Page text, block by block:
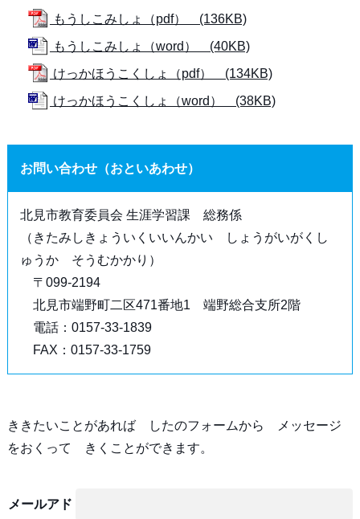
もうしこみしょ（pdf） (136KB)
もうしこみしょ（word） (40KB)
けっかほうこくしょ（pdf） (134KB)
けっかほうこくしょ（word） (38KB)
お問い合わせ（おといあわせ）
北見市教育委員会 生涯学習課 総務係
（きたみしきょういくいいんかい しょうがいがくし
ゅうか そうむかかり）
〒099-2194
北見市端野町二区471番地1 端野総合支所2階
電話：0157-33-1839
FAX：0157-33-1759
ききたいことがあれば したのフォームから メッセージ
をおくって きくことができます。
メールアド